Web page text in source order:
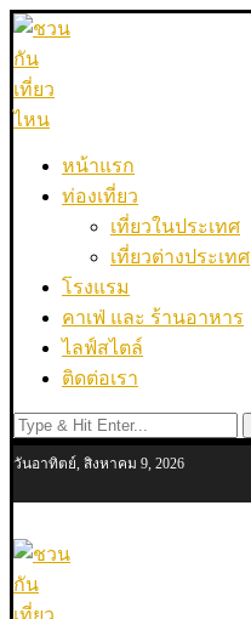
หน้าแรก
ท่องเที่ยว
เที่ยวในประเทศ
เที่ยวต่างประเทศ
โรงแรม
คาเฟ่ และ ร้านอาหาร
ไลฟ์สไตล์
ติดต่อเรา
วันอาทิตย์, สิงหาคม 9, 2026